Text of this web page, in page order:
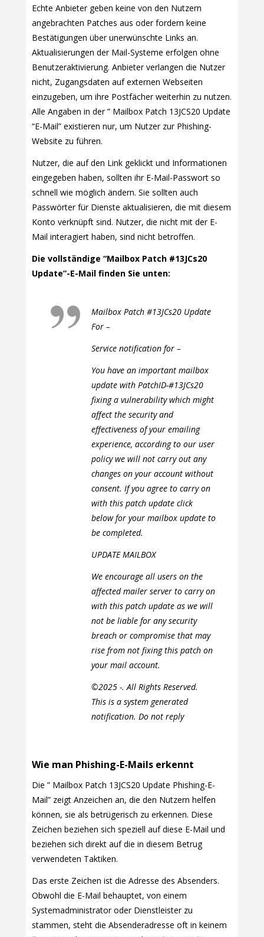
Echte Anbieter geben keine von den Nutzern
angebrachten Patches aus oder fordern keine
Bestätigungen über unerwünschte Links an.
Aktualisierungen der Mail-Systeme erfolgen ohne
Benutzeraktivierung. Anbieter verlangen die Nutzer
nicht, Zugangsdaten auf externen Webseiten
einzugeben, um ihre Postfächer weiterhin zu nutzen.
Alle Angaben in der ” Mailbox Patch 13JCS20 Update
“E-Mail” existieren nur, um Nutzer zur Phishing-
Website zu führen.
Nutzer, die auf den Link geklickt und Informationen
eingegeben haben, sollten ihr E-Mail-Passwort so
schnell wie möglich ändern. Sie sollten auch
Passwörter für Dienste aktualisieren, die mit diesem
Konto verknüpft sind. Nutzer, die nicht mit der E-
Mail interagiert haben, sind nicht betroffen.
Die vollständige “Mailbox Patch #13JCs20
Update”-E-Mail finden Sie unten:
Mailbox Patch #13JCs20 Update
For –
Service notification for –
You have an important mailbox
update with PatchID-#13JCs20
fixing a vulnerability which might
affect the security and
effectiveness of your emailing
experience, according to our user
policy we will not carry out any
changes on your account without
consent. If you agree to carry on
with this patch update click
below for your mailbox update to
be completed.
UPDATE MAILBOX
We encourage all users on the
affected mailer server to carry on
with this patch update as we will
not be liable for any security
breach or compromise that may
rise from not fixing this patch on
your mail account.
©2025 -. All Rights Reserved.
This is a system generated
notification. Do not reply
Wie man Phishing-E-Mails erkennt
Die ” Mailbox Patch 13JCS20 Update Phishing-E-
Mail” zeigt Anzeichen an, die den Nutzern helfen
können, sie als betrügerisch zu erkennen. Diese
Zeichen beziehen sich speziell auf diese E-Mail und
beziehen sich direkt auf die in diesem Betrug
verwendeten Taktiken.
Das erste Zeichen ist die Adresse des Absenders.
Obwohl die E-Mail behauptet, von einem
Systemadministrator oder Dienstleister zu
stammen, steht die Absenderadresse oft in keinem